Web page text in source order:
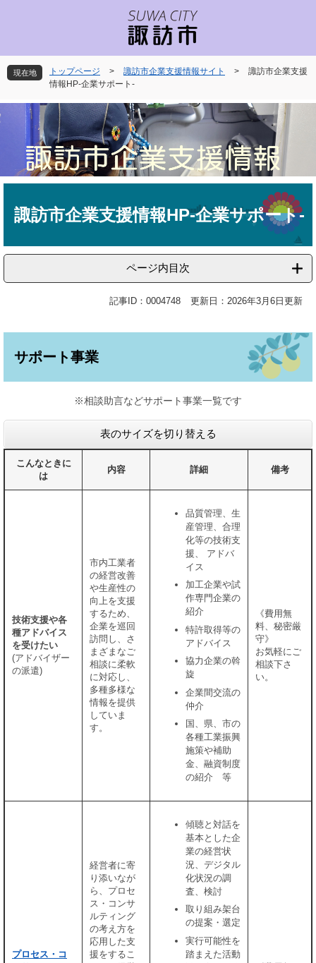
先
頭
。
を
飛
て
現在地 トップページ > 諏訪市企業支援情報サイト >
諏訪市企業支援
情報HP-企業サポート-
諏訪市企業支援情報HP-企業サポート-
ページ内目次
記事ID：0004748 更新日：2026年3月6日更新
サポート事業
※相談助言などサポート事業一覧です
表のサイズを切り替える
こんなときに
は
内容 詳細 備考
技術支援や各
種アドバイス
を受けたい
(アドバイザー
の派遣)
市内工業者
の経営改善
や生産性の
向上を支援
するため、
企業を巡回
訪問し、さ
まざまなご
相談に柔軟
に対応し、
多種多様な
情報を提供
していま
す。
品質管理、生
産管理、合理
化等の技術支
援、 アドバ
イス
加工企業や試
作専門企業の
紹介
特許取得等の
アドバイス
協力企業の斡
旋
企業間交流の
仲介
国、県、市の
各種工業振興
施策や補助
金、融資制度
の紹介 等
《費用無
料、秘密厳
守》
お気軽にご
相談下さ
い。
プロセス・コ
経営者に寄
り添いなが
ら、プロセ
ス・コンサ
ルティング
の考え方を
応用した支
援をするこ
傾聴と対話を
基本とした企
業の経営状
況、デジタル
化状況の調
査、検討
取り組み架台
の提案・選定
実行可能性を
踏まえた活動